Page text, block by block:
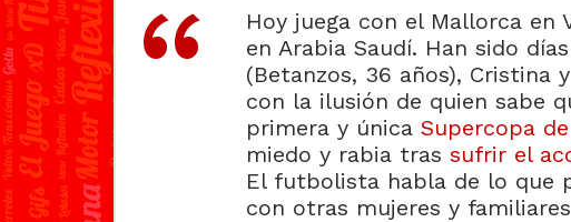
Hoy juega con el Mallorca en
en Arabia Saudí. Han sido
(Betanzos, 36 años), Cristina
con la ilusión de quien sabe
primera y única Supercopa
miedo y rabia tras sufrir el
El futbolista habla de lo que
con otras mujeres y